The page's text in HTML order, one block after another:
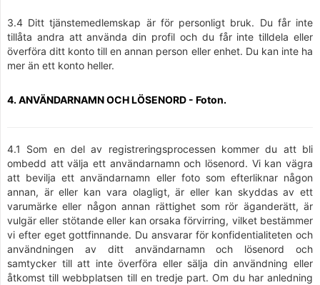
3.4 Ditt tjänstemedlemskap är för personligt bruk. Du får inte
tillåta andra att använda din profil och du får inte tilldela eller
överföra ditt konto till en annan person eller enhet. Du kan inte ha
mer än ett konto heller.
4. ANVÄNDARNAMN OCH LÖSENORD - Foton.
4.1 Som en del av registreringsprocessen kommer du att bli
ombedd att välja ett användarnamn och lösenord. Vi kan vägra
att bevilja ett användarnamn eller foto som efterliknar någon
annan, är eller kan vara olagligt, är eller kan skyddas av ett
varumärke eller någon annan rättighet som rör äganderätt, är
vulgär eller stötande eller kan orsaka förvirring, vilket bestämmer
vi efter eget gottfinnande. Du ansvarar för konfidentialiteten och
användningen av ditt användarnamn och lösenord och
samtycker till att inte överföra eller sälja din användning eller
åtkomst till webbplatsen till en tredje part. Om du har anledning